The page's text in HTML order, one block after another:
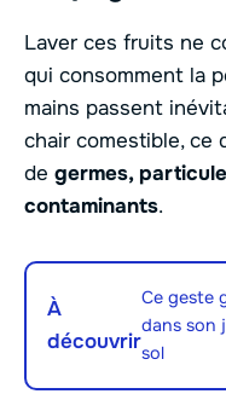
Laver ces fruits ne
qui consomment la
mains passent
chair comestible,
de germes,
contaminants.
À
découvrir
Ce geste
dans son
sol